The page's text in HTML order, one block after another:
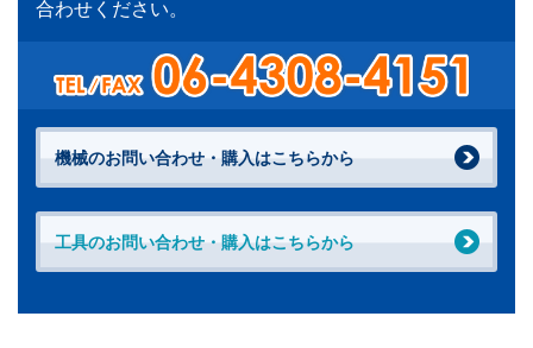
合わせください。
機械のお問い合わせ・購入はこちらから
工具のお問い合わせ・購入はこちらから